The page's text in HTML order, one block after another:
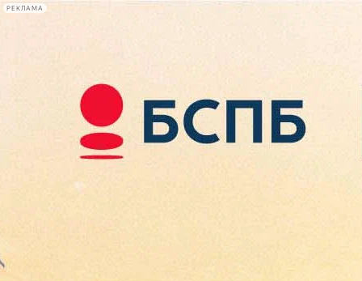
РЕКЛАМА
Сегодня:
2026.08.08
02:00
Афиша Plus